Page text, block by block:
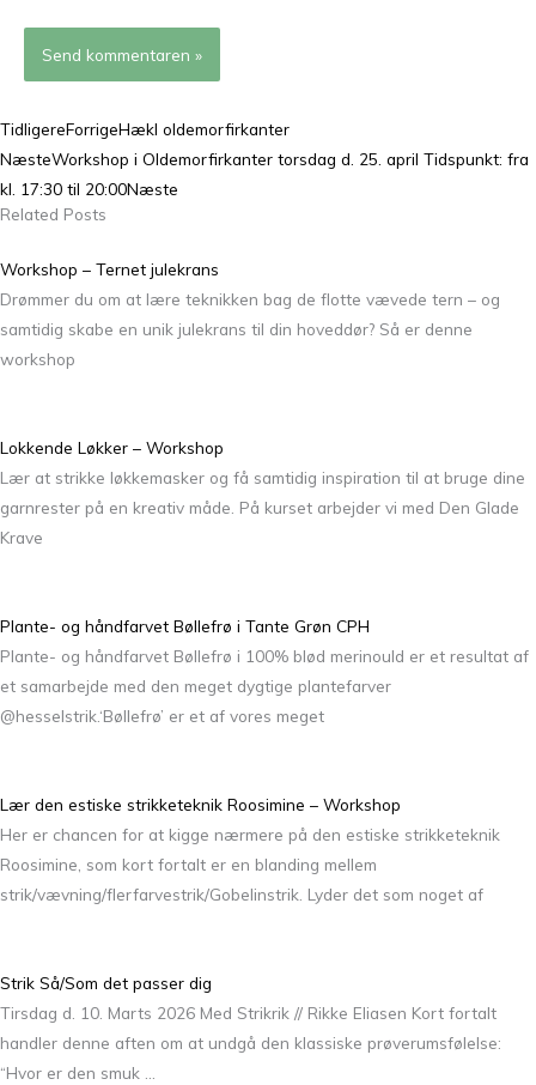
TidligereForrigeHækl oldemorfirkanter
NæsteWorkshop i Oldemorfirkanter torsdag d. 25. april Tidspunkt: fra
kl. 17:30 til 20:00Næste
Related Posts
Workshop – Ternet julekrans
Drømmer du om at lære teknikken bag de flotte vævede tern – og
samtidig skabe en unik julekrans til din hoveddør? Så er denne
workshop
Lokkende Løkker – Workshop
Lær at strikke løkkemasker og få samtidig inspiration til at bruge dine
garnrester på en kreativ måde. På kurset arbejder vi med Den Glade
Krave
Plante- og håndfarvet Bøllefrø i Tante Grøn CPH
Plante- og håndfarvet Bøllefrø i 100% blød merinould er et resultat af
et samarbejde med den meget dygtige plantefarver
@hesselstrik.‘Bøllefrø’ er et af vores meget
Lær den estiske strikketeknik Roosimine – Workshop
Her er chancen for at kigge nærmere på den estiske strikketeknik
Roosimine, som kort fortalt er en blanding mellem
strik/vævning/flerfarvestrik/Gobelinstrik. Lyder det som noget af
Strik Så/Som det passer dig
Tirsdag d. 10. Marts 2026 Med Strikrik // Rikke Eliasen Kort fortalt
handler denne aften om at undgå den klassiske prøverumsfølelse:
“Hvor er den smuk …